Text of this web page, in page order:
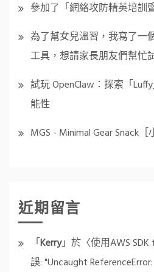
參加了「網絡攻防精英培訓
為了幫女兒溫習，我寫了一
工具，想請家長朋友們幫忙
試玩 OpenClaw：探索「
能性
MGS - Minimal Gear Snack［
近期留言
「Kerry」於〈使用AWS
誤: "Uncaught